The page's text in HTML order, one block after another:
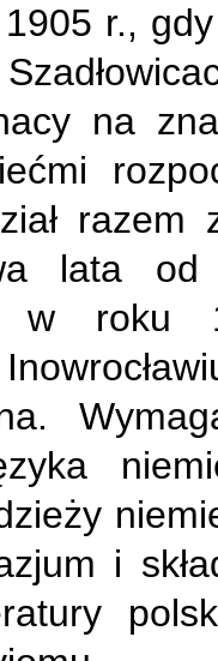
r.,
na
lata
w roku
i